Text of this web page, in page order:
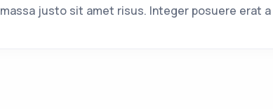
massa justo sit amet risus. Integer posuere erat